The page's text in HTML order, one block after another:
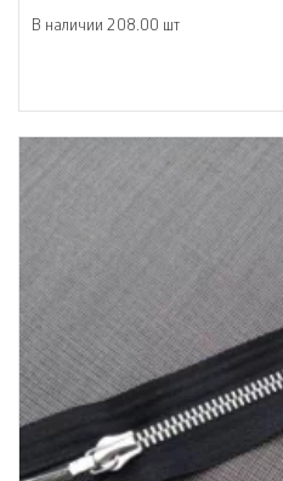
В наличии 208.00 шт